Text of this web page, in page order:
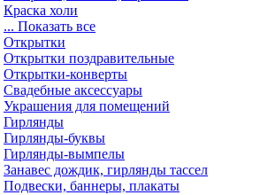
Краска холи
... Показать все
Открытки
Открытки поздравительные
Открытки-конверты
Свадебные аксессуары
Украшения для помещений
Гирлянды
Гирлянды-буквы
Гирлянды-вымпелы
Занавес дождик, гирлянды тассел
Подвески, баннеры, плакаты